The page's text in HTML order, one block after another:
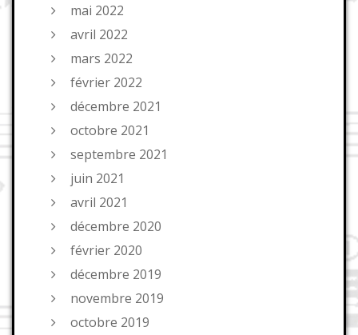
mai 2022
avril 2022
mars 2022
février 2022
décembre 2021
octobre 2021
septembre 2021
juin 2021
avril 2021
décembre 2020
février 2020
décembre 2019
novembre 2019
octobre 2019